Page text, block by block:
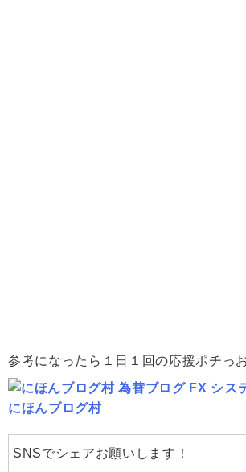
参考になったら１日１回の応援ポチっ
にほんブログ村
SNSでシェアお願いします！